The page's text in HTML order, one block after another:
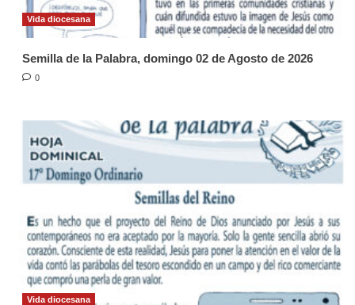
Vida diocesana
Semilla de la Palabra, domingo 02 de Agosto de 2026
0
Vida diocesana